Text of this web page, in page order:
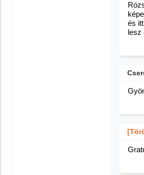
és
lesz